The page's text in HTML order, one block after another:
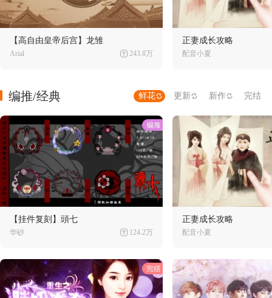
【高自由皇帝后宫】龙雏
Arial 243.8万
正妻成长攻略
配音小夏
编推/经典 鲜花 更新 新作 完结
【挂件复刻】頭七
华砂 124.2万
正妻成长攻略
配音小夏